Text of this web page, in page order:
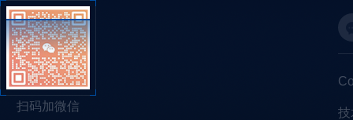
扫码加微信 技